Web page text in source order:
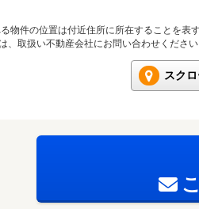
物件の位置は付近住所に所在することを表
、取扱い不動産会社にお問い合わせください
スク